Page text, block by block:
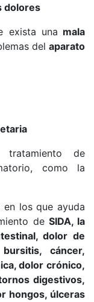
dolores
exista una mala
del aparato
de
como la
los que ayuda
de SIDA, la
dolor de
cáncer,
dolor crónico,
digestivos,
hongos, úlceras